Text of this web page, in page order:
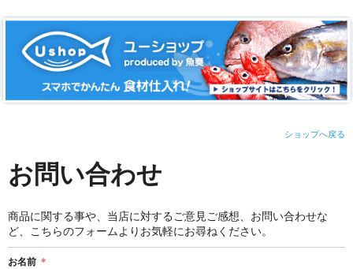
ショップへ戻る
お問い合わせ
商品に関する事や、当店に対するご意見ご感想、お問い合わせな
ど、こちらのフォームよりお気軽にお尋ねください。
お名前 ＊